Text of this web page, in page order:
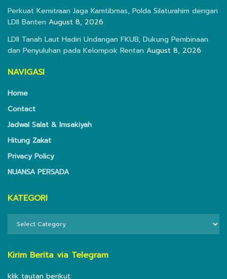
Perkuat Kemitraan Jaga Kamtibmas, Polda Silaturahim dengan
LDII Banten August 8, 2026
LDII Tanah Laut Hadiri Undangan FKUB, Dukung Pembinaan
dan Penyuluhan pada Kelompok Rentan August 8, 2026
NAVIGASI
Home
Contact
Jadwal Salat & Imsakiyah
Hitung Zakat
Privacy Policy
NUANSA PERSADA
KATEGORI
KATEGORI
Kirim Berita via Telegram
klik tautan berikut: